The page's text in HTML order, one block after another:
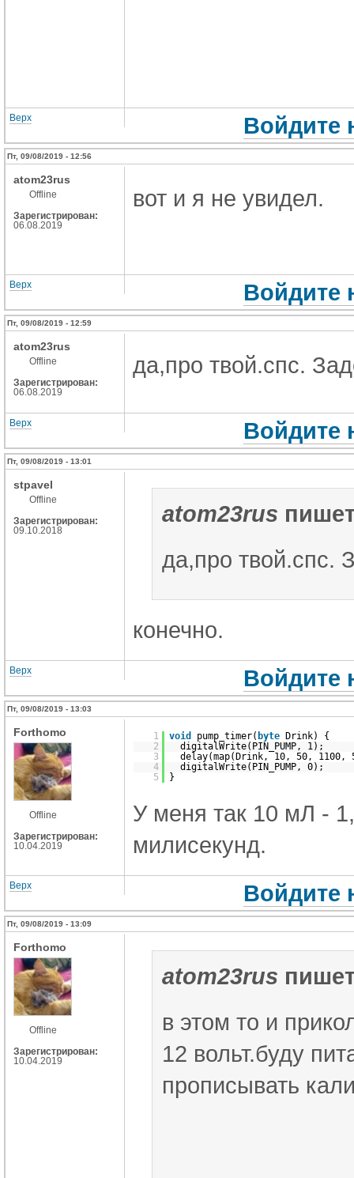
Верх Войдите
Пт, 09/08/2019 - 12:56
atom23rus
Offline
Зарегистрирован:
06.08.2019
вот и я не увидел.
Верх Войдите
Пт, 09/08/2019 - 12:59
atom23rus
Offline
Зарегистрирован:
06.08.2019
да,про твой.спс.
Верх Войдите
Пт, 09/08/2019 - 13:01
stpavel
Offline
Зарегистрирован:
09.10.2018
atom23rus
да,про твой.спс.
конечно.
Верх Войдите
Пт, 09/08/2019 - 13:03
Forthomo
Offline
Зарегистрирован:
10.04.2019
1 void pump_timer( byte
Drink) {
2
digitalWrite(PIN_PUMP, 1);
3
delay(map(Drink, 10, 50, 1100,
4
digitalWrite(PIN_PUMP, 0);
5
}
У меня так 10 мЛ -
милисекунд.
Верх Войдите
Пт, 09/08/2019 - 13:09
Forthomo
Offline
Зарегистрирован:
10.04.2019
atom23rus
в этом то и
12 вольт.буду
прописывать